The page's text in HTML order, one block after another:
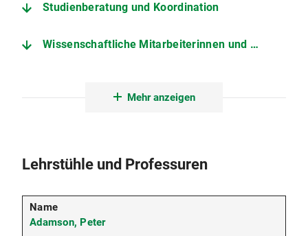
Studienberatung und Koordination
Wissenschaftliche Mitarbeiterinnen und Mitarbeiter
Verwaltungsangestellte
Mehr anzeigen
Lehrstühle und Professuren
Adamson, Peter